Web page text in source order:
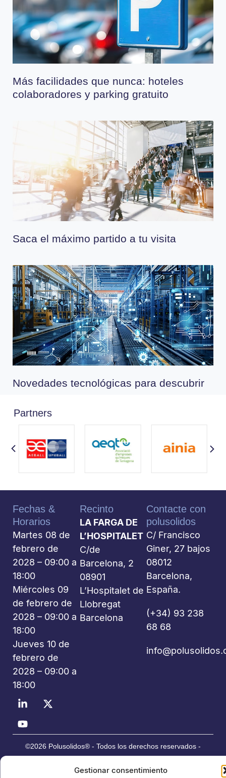
Gestionar consentimiento
Más facilidades que nunca: hoteles
colaboradores y parking gratuito
Saca el máximo partido a tu visita
Novedades tecnológicas para descubrir
Partners
Fechas &
Horarios
Martes 08 de
febrero de
2028 – 09:00 a
18:00
Miércoles 09
de febrero de
2028 – 09:00 a
18:00
Jueves 10 de
febrero de
2028 – 09:00 a
18:00
Recinto
LA FARGA DE
L’HOSPITALET
C/de
Barcelona, 2
08901
L’Hospitalet de
Llobregat
Barcelona
Contacte con
polusolidos
C/ Francisco
Giner, 27 bajos
08012
Barcelona,
España.
(+34) 93 238
68 68
©2026 Polusolidos® - Todos los derechos reservados -
folio 22, tomo 22.184 hoja nºB-32669